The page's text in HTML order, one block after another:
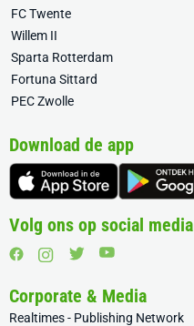
FC Twente
Willem II
Sparta Rotterdam
Fortuna Sittard
PEC Zwolle
Download de app
Volg ons op social media
Corporate & Media
Realtimes - Publishing Network